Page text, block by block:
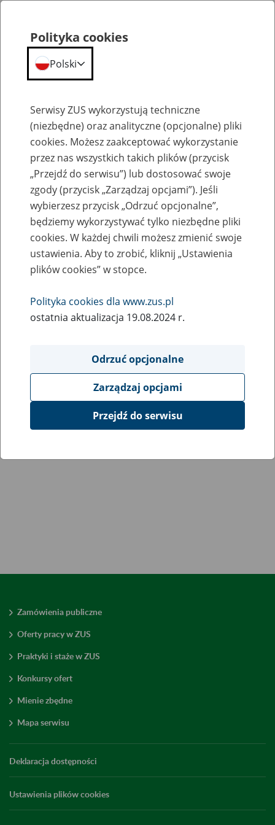
Przepraszamy,
podana strona nie została znaleziona.
Błąd 404
Przejdź do strony głównej
Zamówienia publiczne
Oferty pracy w ZUS
Praktyki i staże w ZUS
Konkursy ofert
Mienie zbędne
Mapa serwisu
Deklaracja dostępności
Ustawienia plików cookies
Polityka cookies
Polski
Serwisy ZUS wykorzystują techniczne
(niezbędne) oraz analityczne (opcjonalne) pliki
cookies. Możesz zaakceptować wykorzystanie
przez nas wszystkich takich plików (przycisk
„Przejdź do serwisu”) lub dostosować swoje
zgody (przycisk „Zarządzaj opcjami”). Jeśli
wybierzesz przycisk „Odrzuć opcjonalne”,
będziemy wykorzystywać tylko niezbędne pliki
cookies. W każdej chwili możesz zmienić swoje
ustawienia. Aby to zrobić, kliknij „Ustawienia
plików cookies” w stopce.
Polityka cookies dla www.zus.pl
ostatnia aktualizacja 19.08.2024 r.
Odrzuć opcjonalne
Zarządzaj opcjami
Przejdź do serwisu